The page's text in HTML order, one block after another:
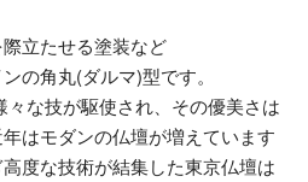
立たせる塗装など
の角丸(ダルマ)型です。
な技が駆使され、その優美さは
はモダンの仏壇が増えています
度な技術が結集した東京仏壇は